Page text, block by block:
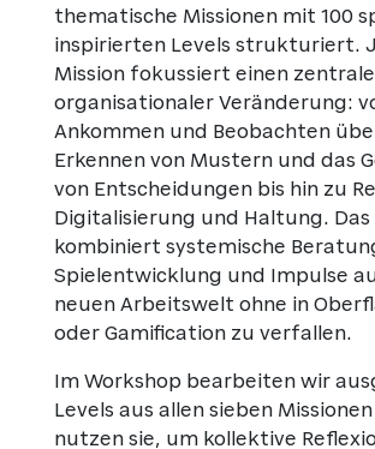
thematische Missionen mit 100
inspirierten Levels strukturiert.
Mission fokussiert einen
organisationaler Veränderung:
Ankommen und Beobachten
Erkennen von Mustern und das
von Entscheidungen bis hin zu
Digitalisierung und Haltung.
kombiniert systemische
Spielentwicklung und Impulse
neuen Arbeitswelt ohne in
oder Gamification zu verfallen.
Im Workshop bearbeiten wir
Levels aus allen sieben
nutzen sie, um kollektive